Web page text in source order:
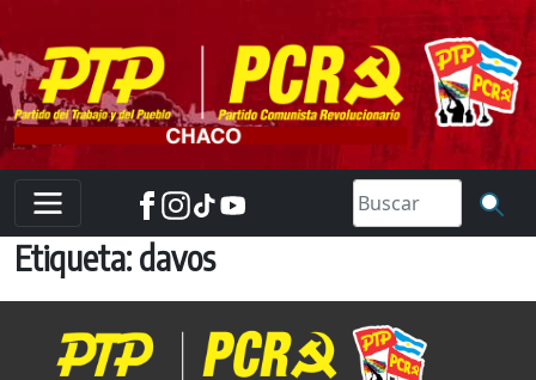
to
content
Etiqueta:davos